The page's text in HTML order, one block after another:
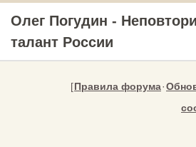
Олег Погудин -
талант России
[Правила форума·